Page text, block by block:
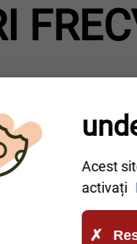
loc de
sau spre
Acest
activați